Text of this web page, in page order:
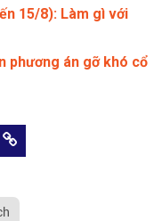
15/8): Làm gì với
phương án gỡ khó cổ